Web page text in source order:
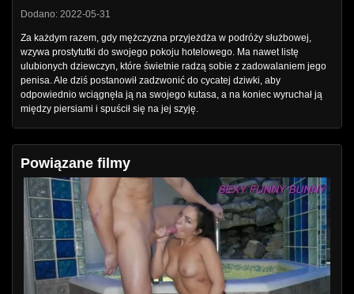
Dodano: 2022-05-31
Za każdym razem, gdy mężczyzna przyjeżdża w podróży służbowej,
wzywa prostytutki do swojego pokoju hotelowego. Ma nawet listę
ulubionych dziewczyn, które świetnie radzą sobie z zadowalaniem jego
penisa. Ale dziś postanowił zadzwonić do cycatej dziwki, aby
odpowiednio wciągnęła ją na swojego kutasa, a na koniec wyruchał ją
między piersiami i spuścił się na jej szyję.
Powiązane filmy